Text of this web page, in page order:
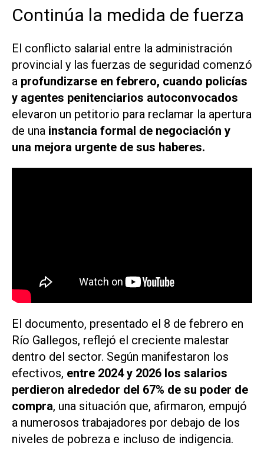
Continúa la medida de fuerza
El conflicto salarial entre la administración
provincial y las fuerzas de seguridad comenzó
a profundizarse en febrero, cuando policías
y agentes penitenciarios autoconvocados
elevaron un petitorio para reclamar la apertura
de una instancia formal de negociación y
una mejora urgente de sus haberes.
El documento, presentado el 8 de febrero en
Río Gallegos, reflejó el creciente malestar
dentro del sector. Según manifestaron los
efectivos, entre 2024 y 2026 los salarios
perdieron alrededor del 67% de su poder de
compra, una situación que, afirmaron, empujó
a numerosos trabajadores por debajo de los
niveles de pobreza e incluso de indigencia.